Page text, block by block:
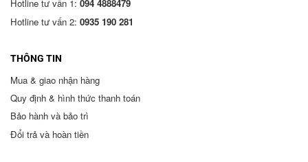
Hotline tư vấn 1: 094 4888479
Hotline tư vấn 2: 0935 190 281
THÔNG TIN
Mua & giao nhận hàng
Quy định & hình thức thanh toán
Bảo hành và bảo trì
Đổi trả và hoàn tiền